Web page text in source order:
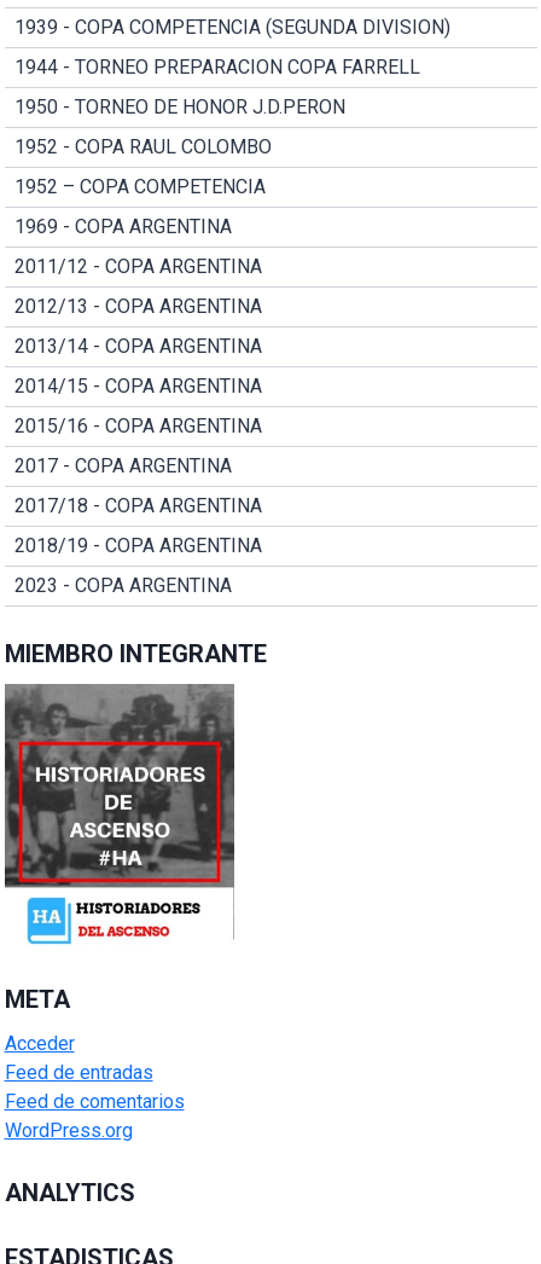
1939 - COPA COMPETENCIA (SEGUNDA DIVISION)
1944 - TORNEO PREPARACION COPA FARRELL
1950 - TORNEO DE HONOR J.D.PERON
1952 - COPA RAUL COLOMBO
1952 – COPA COMPETENCIA
1969 - COPA ARGENTINA
2011/12 - COPA ARGENTINA
2012/13 - COPA ARGENTINA
2013/14 - COPA ARGENTINA
2014/15 - COPA ARGENTINA
2015/16 - COPA ARGENTINA
2017 - COPA ARGENTINA
2017/18 - COPA ARGENTINA
2018/19 - COPA ARGENTINA
2023 - COPA ARGENTINA
MIEMBRO INTEGRANTE
META
Acceder
Feed de entradas
Feed de comentarios
WordPress.org
ANALYTICS
ESTADISTICAS